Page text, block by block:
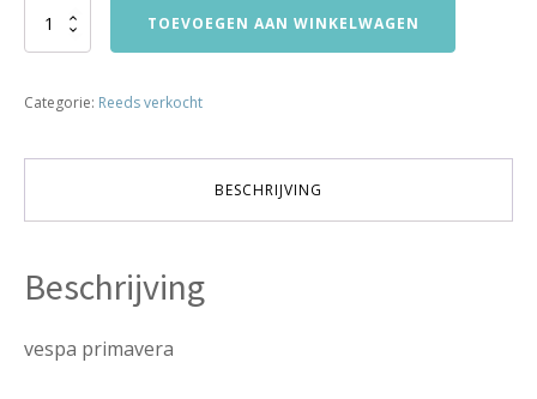
vespa
primavera
6900km!!!!
TOEVOEGEN AAN WINKELWAGEN
Categorie: Reeds verkocht
BESCHRIJVING
Beschrijving
vespa primavera